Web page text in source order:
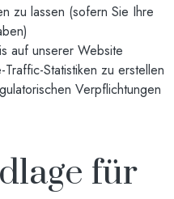
zu lassen (sofern Sie Ihre
auf unserer Website
Statistiken zu erstellen
Verpflichtungen
für